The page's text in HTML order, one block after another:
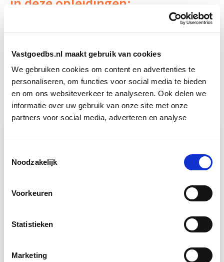
Vastgoedbs.nl maakt gebruik van cookies
We gebruiken cookies om content en advertenties te
personaliseren, om functies voor social media te bieden
en om ons websiteverkeer te analyseren. Ook delen we
informatie over uw gebruik van onze site met onze
partners voor social media, adverteren en analyse
Noodzakelijk
Voorkeuren
Statistieken
Marketing
Business Case voor Vastgoed- &
Start do
Verduurzaming Vastgoed en
DMJOP
Start di 8
sep
Business Case voor Vastgoed- &
vastgoedprojecten te realiseren en/of te
verbeteren. De belangrijkste trends in vastgoed